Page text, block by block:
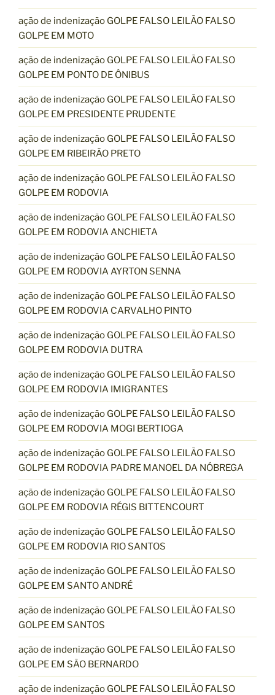
ação de indenização GOLPE FALSO LEILÃO FALSO
GOLPE EM MOTO
ação de indenização GOLPE FALSO LEILÃO FALSO
GOLPE EM PONTO DE ÔNIBUS
ação de indenização GOLPE FALSO LEILÃO FALSO
GOLPE EM PRESIDENTE PRUDENTE
ação de indenização GOLPE FALSO LEILÃO FALSO
GOLPE EM RIBEIRÃO PRETO
ação de indenização GOLPE FALSO LEILÃO FALSO
GOLPE EM RODOVIA
ação de indenização GOLPE FALSO LEILÃO FALSO
GOLPE EM RODOVIA ANCHIETA
ação de indenização GOLPE FALSO LEILÃO FALSO
GOLPE EM RODOVIA AYRTON SENNA
ação de indenização GOLPE FALSO LEILÃO FALSO
GOLPE EM RODOVIA CARVALHO PINTO
ação de indenização GOLPE FALSO LEILÃO FALSO
GOLPE EM RODOVIA DUTRA
ação de indenização GOLPE FALSO LEILÃO FALSO
GOLPE EM RODOVIA IMIGRANTES
ação de indenização GOLPE FALSO LEILÃO FALSO
GOLPE EM RODOVIA MOGI BERTIOGA
ação de indenização GOLPE FALSO LEILÃO FALSO
GOLPE EM RODOVIA PADRE MANOEL DA NÓBREGA
ação de indenização GOLPE FALSO LEILÃO FALSO
GOLPE EM RODOVIA RÉGIS BITTENCOURT
ação de indenização GOLPE FALSO LEILÃO FALSO
GOLPE EM RODOVIA RIO SANTOS
ação de indenização GOLPE FALSO LEILÃO FALSO
GOLPE EM SANTO ANDRÉ
ação de indenização GOLPE FALSO LEILÃO FALSO
GOLPE EM SANTOS
ação de indenização GOLPE FALSO LEILÃO FALSO
GOLPE EM SÃO BERNARDO
ação de indenização GOLPE FALSO LEILÃO FALSO